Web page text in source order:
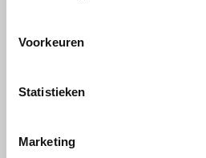
Voorkeuren
Statistieken
Marketing